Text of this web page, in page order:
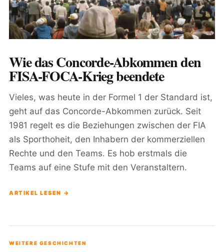
Wie das Concorde-Abkommen den
FISA-FOCA-Krieg beendete
Vieles, was heute in der Formel 1 der Standard ist,
geht auf das Concorde-Abkommen zurück. Seit
1981 regelt es die Beziehungen zwischen der FIA
als Sporthoheit, den Inhabern der kommerziellen
Rechte und den Teams. Es hob erstmals die
Teams auf eine Stufe mit den Veranstaltern.
ARTIKEL LESEN →
WEITERE GESCHICHTEN